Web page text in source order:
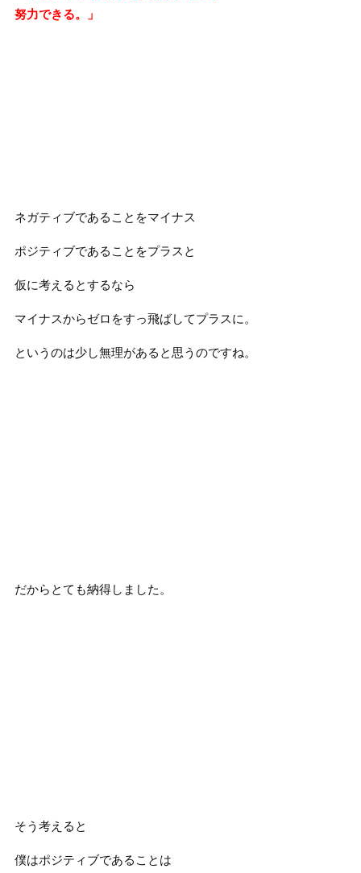
努力できる。」
ネガティブであることをマイナス
ポジティブであることをプラスと
仮に考えるとするなら
マイナスからゼロをすっ飛ばしてプラスに。
というのは少し無理があると思うのですね。
だからとても納得しました。
そう考えると
僕はポジティブであることは